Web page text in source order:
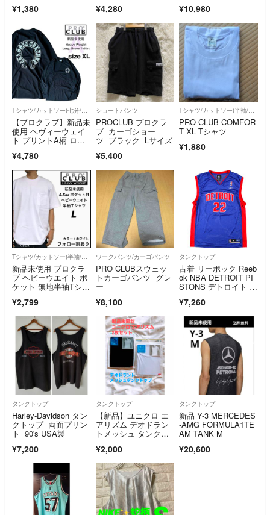
¥1,380 ¥4,280 ¥10,980
Tシャツ/カットソー(七分/長袖)
【プロクラブ】新品未
使用 ヘヴィーウェイ
ト プリントA柄 ロン
¥4,780
ショートパンツ
PROCLUB プロクラ
ブ カーゴショー
ツ ブラック Lサイズ
¥5,400
Tシャツ/カットソー(半袖/袖なし)
PRO CLUB COMFOR
T XL Tシャツ
¥1,880
Tシャツ/カットソー(半袖/袖なし)
新品未使用 プロクラ
ブ ヘビーウエイト ポ
ケット 無地半袖Tシャ
¥2,799
ワークパンツ/カーゴパンツ
PRO CLUBスウェッ
トカーゴパンツ グレ
ー
¥8,100
タンクトップ
古着 リーボック Reeb
ok NBA DETROIT PI
STONS デトロイト ピ
ネック ゲームシャ
ツ レプリカユニフォ
ーム メンズM相当/ea
a662658
¥7,260
タンクトップ
Harley-Davidson タン
クトップ 両面プリン
ト 90's USA製
¥7,200
タンクトップ
【新品】ユニクロ エ
アリズム デオドラン
トメッシュ タンクト
ズ 白＋黒 計2枚セッ
ト
¥2,000
タンクトップ
新品 Y-3 MERCEDES
-AMG FORMULA1TE
AM TANK M
¥20,600